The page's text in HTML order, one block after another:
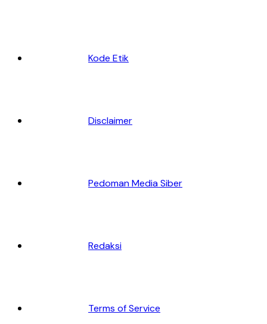
Kode Etik
Disclaimer
Pedoman Media Siber
Redaksi
Terms of Service